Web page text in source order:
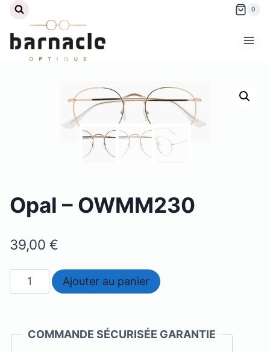
Aller
contenu
0
Opal – OWMM230
39,00€
quantité
de
Ajouter au panier
COMMANDE SÉCURISÉE GARANTIE